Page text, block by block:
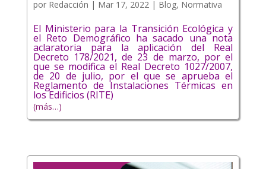
por Redacción | Mar 17, 2022| Blog, Normativa
El Ministerio para la Transición Ecológica y
el Reto Demográfico ha sacado una nota
aclaratoria para la aplicación del Real
Decreto 178/2021, de 23 de marzo, por el
que se modifica el Real Decreto 1027/2007,
de 20 de julio, por el que se aprueba el
Reglamento de Instalaciones Térmicas en
los Edificios (RITE)
(más…)